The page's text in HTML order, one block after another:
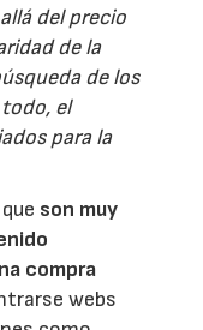
del precio
de la
de los
el
para la
son muy
compra
webs